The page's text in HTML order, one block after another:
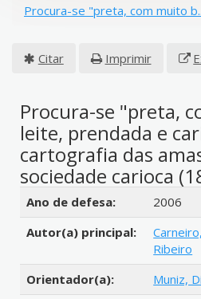
Procura-se "preta, com muito
Citar Imprimir
Procura-se "preta,
leite, prendada e
cartografia das
sociedade carioca
Detalhes bibliográficos
Ano de defesa:
2006
Autor(a) principal:
Ribeiro
Orientador(a):
Muniz,